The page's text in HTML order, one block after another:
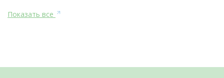
Показать все